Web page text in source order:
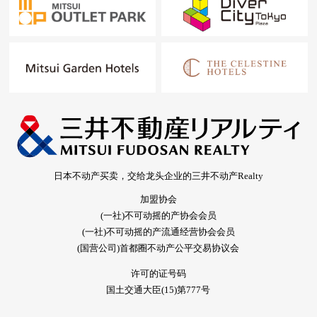
日本不动产买卖，交给龙头企业的三井不动产Realty
加盟协会
(一社)不可动摇的产协会会员
(一社)不可动摇的产流通经营协会会员
(国营公司)首都圈不动产公平交易协议会
许可的证号码
国土交通大臣(15)第777号